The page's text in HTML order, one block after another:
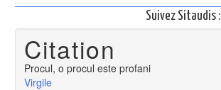
Suivez Sitaudis :
Citation
Procul, o procul este profani
Virgile